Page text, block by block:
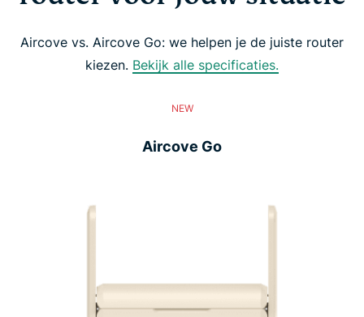
Aircove vs. Aircove Go: we helpen je de juiste router
kiezen. Bekijk alle specificaties.
NEW
Aircove Go